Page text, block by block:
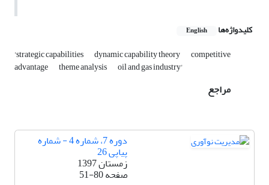
کلیدواژه‌ها English
'strategic capabilities dynamic capability theory competitive
advantage theme analysis oil and gas industry'
مراجع
دوره 7، شماره 4 - شماره
پیاپی 26
زمستان 1397
صفحه51-80